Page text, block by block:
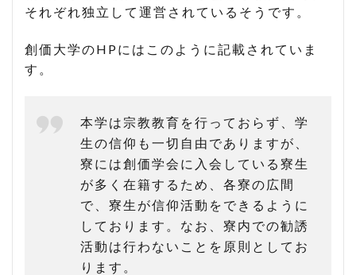
それぞれ独立して運営されているそうです。
創価大学のHPにはこのように記載されていま
す。
本学は宗教教育を行っておらず、学
生の信仰も一切自由でありますが、
寮には創価学会に入会している寮生
が多く在籍するため、各寮の広間
で、寮生が信仰活動をできるように
しております。なお、寮内での勧誘
活動は行わないことを原則としてお
ります。